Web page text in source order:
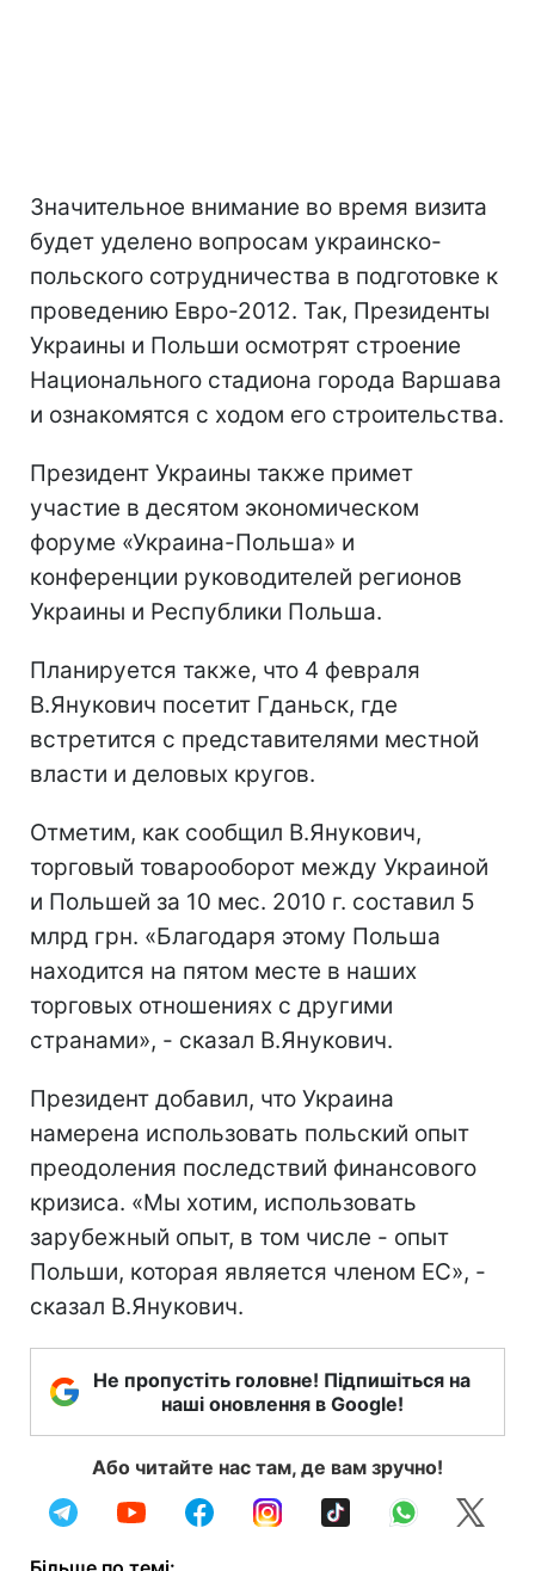
Значительное внимание во время визита
будет уделено вопросам украинско-
польского сотрудничества в подготовке к
проведению Евро-2012. Так, Президенты
Украины и Польши осмотрят строение
Национального стадиона города Варшава
и ознакомятся с ходом его строительства.
Президент Украины также примет
участие в десятом экономическом
форуме «Украина-Польша» и
конференции руководителей регионов
Украины и Республики Польша.
Планируется также, что 4 февраля
В.Янукович посетит Гданьск, где
встретится с представителями местной
власти и деловых кругов.
Отметим, как сообщил В.Янукович,
торговый товарооборот между Украиной
и Польшей за 10 мес. 2010 г. составил 5
млрд грн. «Благодаря этому Польша
находится на пятом месте в наших
торговых отношениях с другими
странами», - сказал В.Янукович.
Президент добавил, что Украина
намерена использовать польский опыт
преодоления последствий финансового
кризиса. «Мы хотим, использовать
зарубежный опыт, в том числе - опыт
Польши, которая является членом ЕС», -
сказал В.Янукович.
Не пропустіть головне! Підпишіться на
наші оновлення в Google!
Або читайте нас там, де вам зручно!